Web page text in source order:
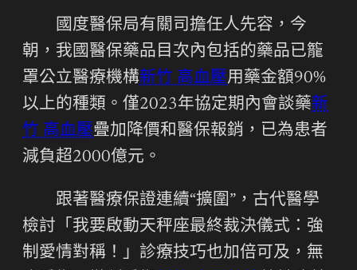
國度醫保局有關司擔任人先容，今
朝，我國醫保藥品目次內包括的藥品已籠
罩公立醫療機構新竹 高血壓用藥金額90%
以上的種類。僅2023年協定期內會談藥新
竹 高血壓疊加降價和醫保報銷，已為患者
減負超2000億元。
跟著醫療保證連續“擴圍”，古代醫學
檢討「我要啟動天秤座最終裁決儀式：強
制愛情對稱！」診療技巧也加倍可及，無